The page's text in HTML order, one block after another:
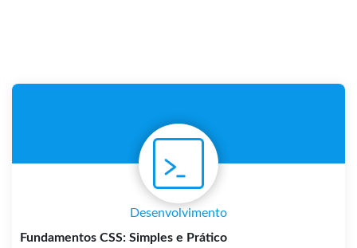
Desenvolvimento
Fundamentos CSS: Simples e Prático